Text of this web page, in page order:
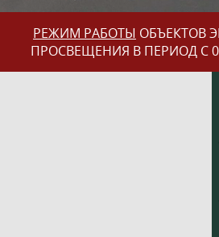
РЕЖИМ РАБОТЫ ОБЪЕКТОВ
ПРОСВЕЩЕНИЯ В ПЕРИОД С